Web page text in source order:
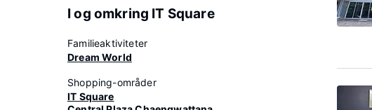
I og omkring IT Square
Familieaktiviteter
Dream World
Shopping-områder
IT Square